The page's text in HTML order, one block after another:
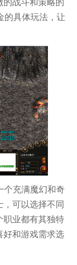
的战斗和策略的
的具体玩法，让
个充满魔幻和奇
可以选择不同
职业都有其独特
好和游戏需求选